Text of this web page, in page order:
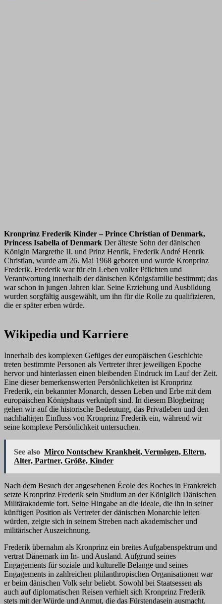
Kronprinz Frederik Kinder – Prince Christian of Denmark,
Princess Isabella of Denmark Der älteste Sohn der dänischen
Königin Margrethe II. und Prinz Henrik, Frederik André Henrik
Christian, wurde am 26. Mai 1968 geboren und wurde Kronprinz
Frederik. Frederik war für ein Leben voller Pflichten und
Verantwortung innerhalb der dänischen Königsfamilie bestimmt; das
war schon in jungen Jahren klar. Seine Erziehung und Ausbildung
wurden sorgfältig ausgewählt, um ihn für die Rolle zu qualifizieren,
die er später erben würde.
Wikipedia und Karriere
Innerhalb des komplexen Gefüges der europäischen Geschichte
treten bestimmte Personen als Vertreter ihrer jeweiligen Epoche
hervor und hinterlassen einen bleibenden Eindruck im Lauf der Zeit.
Eine dieser bemerkenswerten Persönlichkeiten ist Kronprinz
Frederik, ein bekannter Monarch, dessen Leben und Erbe mit dem
europäischen Königshaus verknüpft sind. In diesem Blogbeitrag
gehen wir auf die historische Bedeutung, das Privatleben und den
nachhaltigen Einfluss von Kronprinz Frederik ein, während wir
seine komplexe Persönlichkeit untersuchen.
See also Mirco Nontschew Krankheit, Vermögen, Eltern,
Alter, Partner, Größe, Kinder
Nach dem Besuch der angesehenen École des Roches in Frankreich
setzte Kronprinz Frederik sein Studium an der Königlich Dänischen
Militärakademie fort. Seine Hingabe an die Ideale, die ihn in seiner
künftigen Position als Vertreter der dänischen Monarchie leiten
würden, zeigte sich in seinem Streben nach akademischer und
militärischer Auszeichnung.
Frederik übernahm als Kronprinz ein breites Aufgabenspektrum und
vertrat Dänemark im In- und Ausland. Aufgrund seines
Engagements für soziale und kulturelle Belange und seines
Engagements in zahlreichen philanthropischen Organisationen war
er beim dänischen Volk sehr beliebt. Sowohl bei Staatsessen als
auch auf diplomatischen Reisen verhielt sich Kronprinz Frederik
stets mit der Würde und Anmut, die das Fürstendasein ausmacht.